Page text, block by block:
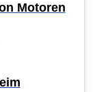
Motoren